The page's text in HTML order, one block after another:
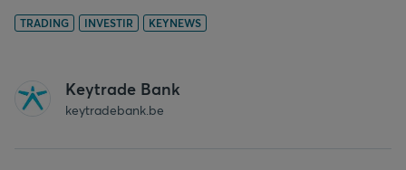
TRADING INVESTIR KEYNEWS
Keytrade Bank
keytradebank.be